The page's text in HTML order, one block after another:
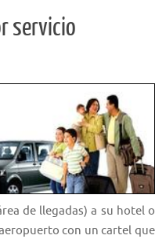
servicio
de llegadas) a su hotel o
con un cartel que